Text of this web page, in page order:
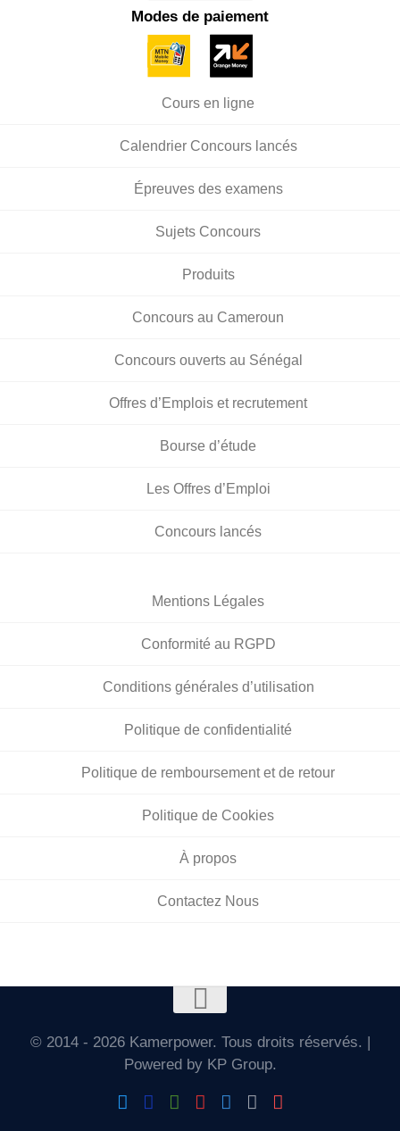
Modes de paiement
Cours en ligne
Calendrier Concours lancés
Épreuves des examens
Sujets Concours
Produits
Concours au Cameroun
Concours ouverts au Sénégal
Offres d’Emplois et recrutement
Bourse d’étude
Les Offres d’Emploi
Concours lancés
Mentions Légales
Conformité au RGPD
Conditions générales d’utilisation
Politique de confidentialité
Politique de remboursement et de retour
Politique de Cookies
À propos
Contactez Nous
© 2014 - 2026 Kamerpower. Tous droits réservés. |
Powered by KP Group.